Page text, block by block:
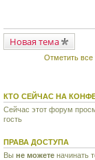
с
о
о
б
ю
н
о
м
у
б
щ
е
е
п
р
о
а
н
н
с
о
в
м
у
н
о
ч
и
н
о
Новая тема
Отметить все
КТО СЕЙЧАС НА
Сейчас этот форум
гость
ПРАВА ДОСТУПА
Вы не можете начинать